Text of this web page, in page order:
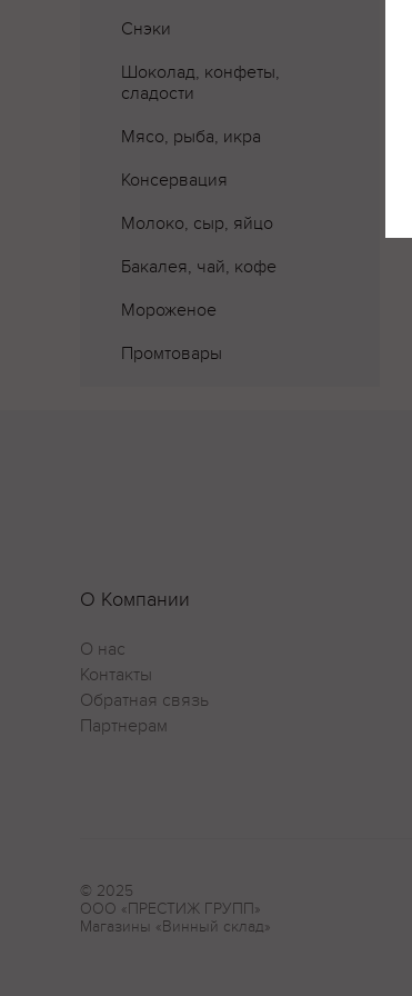
Снэки
Шоколад, конфеты,
сладости
Мясо, рыба, икра
Консервация
Молоко, сыр, яйцо
Бакалея, чай, кофе
Мороженое
Промтовары
О Компании
О нас
Контакты
Обратная связь
Партнерам
© 2025
ООО «ПРЕСТИЖ ГРУПП»
Магазины «Винный склад»